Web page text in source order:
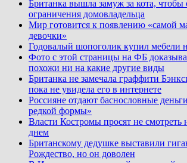
Британка вышла замуж за кота, чтобы
ограничения домовладельца
Мир готовится к появлению «самой
девочки»
Годовалый шопоголик купил мебели
Фото с этой страницы на ФБ
похожи ни на какие другие виды
Британка не замечала граффити
пока не увидела его в интернете
Россияне отдают баснословные
редкой формы»
Власти Костромы просят не смотреть
днем
Британскому дедушке выставили
Рождество, но он доволен